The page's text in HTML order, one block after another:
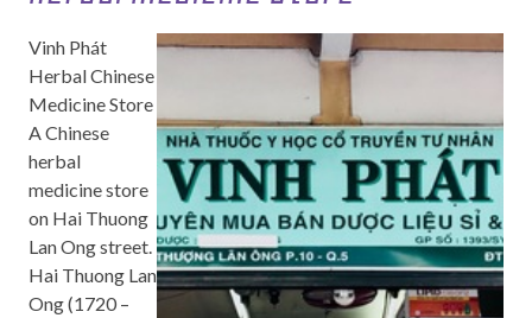
Vinh Phát
Herbal Chinese
Medicine Store
A Chinese
herbal
medicine store
on Hai Thuong
Lan Ong street.
Hai Thuong Lan
Ong (1720 –